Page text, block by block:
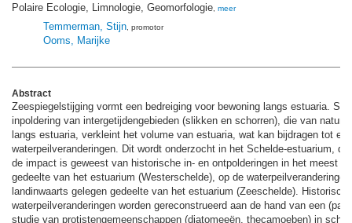
Polaire Ecologie, Limnologie, Geomorfologie meer
Temmerman, Stijn , promotor
Ooms, Marijke
Abstract
Zeespiegelstijging vormt een bedreiging voor bewoning langs estuaria.
inpoldering van intergetijdengebieden (slikken en schorren), die van nature
langs estuaria, verkleint het volume van estuaria, wat kan bijdragen tot
waterpeilveranderingen. Dit wordt onderzocht in het Schelde-estuarium,
de impact is geweest van historische in- en ontpolderingen in het meest
gedeelte van het estuarium (Westerschelde), op de
landinwaarts gelegen gedeelte van het estuarium (Zeeschelde). Historische
waterpeilveranderingen worden gereconstrueerd aan de hand van een
studie van protistengemeenschappen (diatomeeën, thecamoeben) in